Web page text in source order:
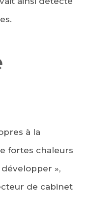
à la
fortes chaleurs
»,
de cabinet